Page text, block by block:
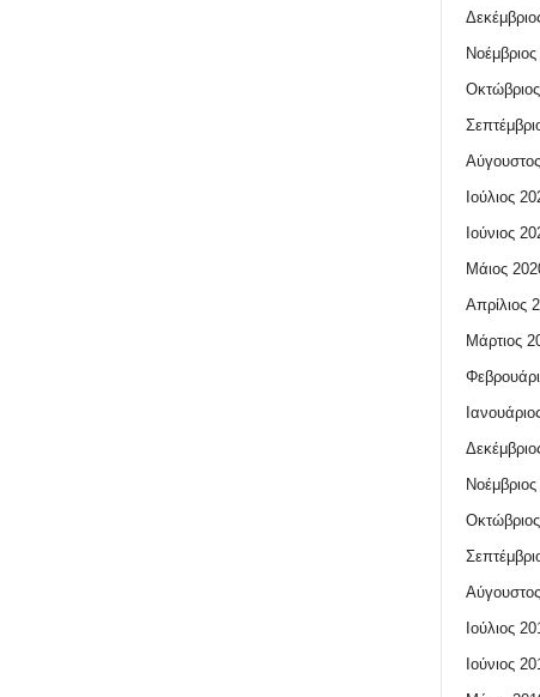
Ιούλιος
Ιούνιος
Μάιος
Απρίλιος
Μάρτιος
Ιούλιος
Ιούνιος